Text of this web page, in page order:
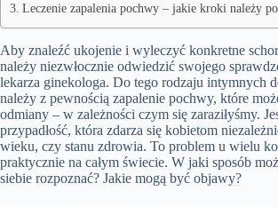
Leczenie zapalenia pochwy – jakie kroki należy
Aby znaleźć ukojenie i wyleczyć konkretne
należy niezwłocznie odwiedzić swojego
lekarza ginekologa. Do tego rodzaju intymnych
należy z pewnością zapalenie pochwy, które
odmiany – w zależności czym się zaraziłyśmy.
przypadłość, która zdarza się kobietom
wieku, czy stanu zdrowia. To problem u wielu
praktycznie na całym świecie. W jaki sposób
siebie rozpoznać? Jakie mogą być objawy?